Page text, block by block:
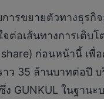
การขยายตัวทางธุรกิ
ต่อเส้นทางการเติบ
ก่อนหน้านี้ เพื่
ว 35 ล้านบาทต่อปี
ง GUNKUL ในฐาน